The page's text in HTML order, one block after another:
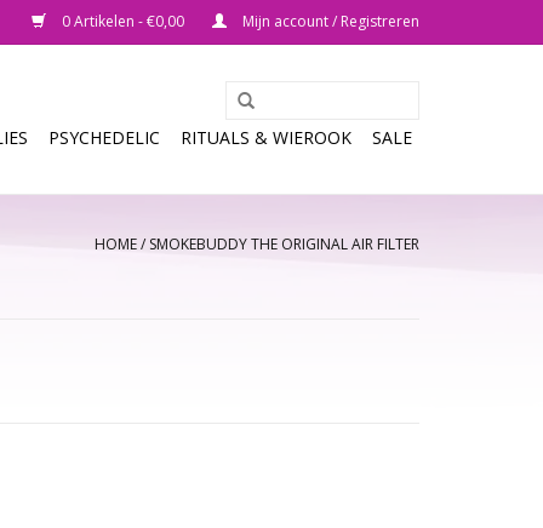
0 Artikelen - €0,00 Mijn account / Registreren
PSYCHEDELIC RITUALS & WIEROOK SALE
HOME/SMOKEBUDDY THE ORIGINAL AIR FILTER